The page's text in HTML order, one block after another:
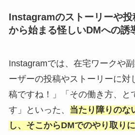
Instagramのストーリーや投
から始まる怪しいDMへの誘
Instagramでは、在宅ワークや
ーザーの投稿やストーリーに対
稿ですね！」「その働き方、と
す」といった、 当たり障りのな
し、そこからDMでのやり取り